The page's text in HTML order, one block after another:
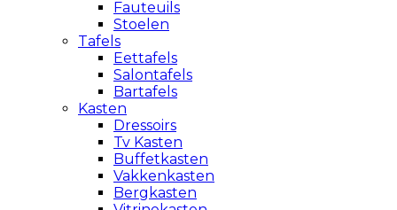
Fauteuils
Stoelen
Tafels
Eettafels
Salontafels
Bartafels
Kasten
Dressoirs
Tv Kasten
Buffetkasten
Vakkenkasten
Bergkasten